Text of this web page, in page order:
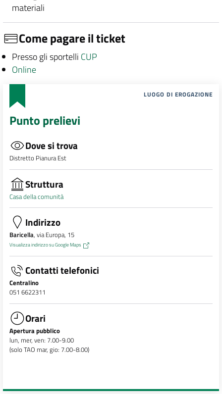
materiali
Come pagare il ticket
Presso gli sportelli CUP
Online
LUOGO DI EROGAZIONE
Punto prelievi
Dove si trova
Distretto Pianura Est
Struttura
Casa della comunità
Indirizzo
Baricella, via Europa, 15
Visualizza indirizzo su Google Maps
Contatti telefonici
Centralino
051 6622311
Orari
Apertura pubblico
lun, mer, ven: 7.00-9.00
(solo TAO mar, gio: 7.00-8.00)